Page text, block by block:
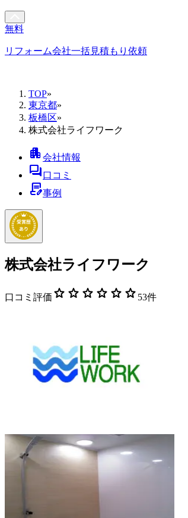
無料
リフォーム会社一括見積もり依頼
TOP»
東京都»
板橋区»
株式会社ライフワーク
apartment会社情報
forum口コミ
contract_edit事例
株式会社ライフワーク
口コミ評価 star star star star star star 53件